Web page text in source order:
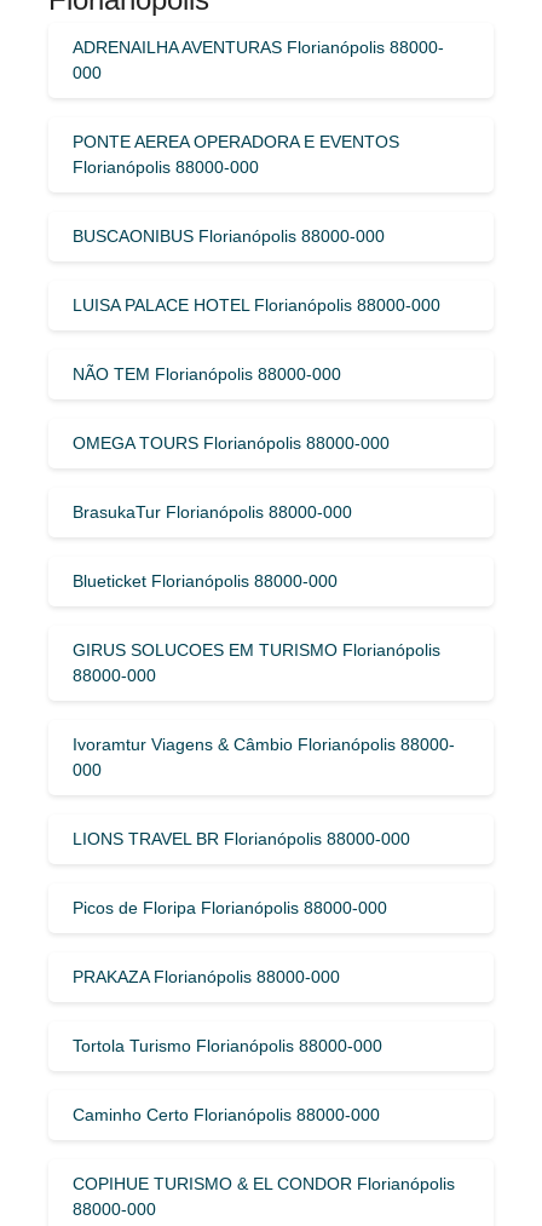
ADRENAILHA AVENTURAS Florianópolis 88000-
000
PONTE AEREA OPERADORA E EVENTOS
Florianópolis 88000-000
BUSCAONIBUS Florianópolis 88000-000
LUISA PALACE HOTEL Florianópolis 88000-000
NÃO TEM Florianópolis 88000-000
OMEGA TOURS Florianópolis 88000-000
BrasukaTur Florianópolis 88000-000
Blueticket Florianópolis 88000-000
GIRUS SOLUCOES EM TURISMO Florianópolis
88000-000
Ivoramtur Viagens & Câmbio Florianópolis 88000-
000
LIONS TRAVEL BR Florianópolis 88000-000
Picos de Floripa Florianópolis 88000-000
PRAKAZA Florianópolis 88000-000
Tortola Turismo Florianópolis 88000-000
Caminho Certo Florianópolis 88000-000
COPIHUE TURISMO & EL CONDOR Florianópolis
88000-000